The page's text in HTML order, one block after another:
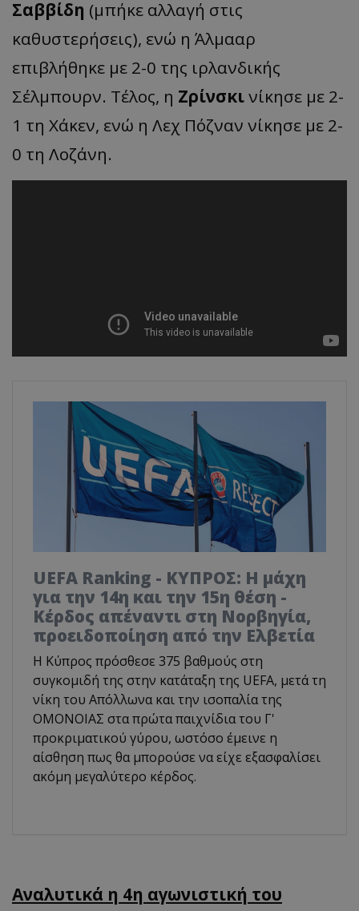
Σαββίδη (μπήκε αλλαγή στις
καθυστερήσεις), ενώ η Άλμααρ
επιβλήθηκε με 2-0 της ιρλανδικής
Σέλμπουρν. Τέλος, η Ζρίνσκινίκησε με 2-
1 τη Χάκεν, ενώ η Λεχ Πόζναν νίκησε με 2-
0 τη Λοζάνη.
UEFA Ranking - ΚΥΠΡΟΣ: Η μάχη
για την 14η και την 15η θέση -
Κέρδος απέναντι στη Νορβηγία,
προειδοποίηση από την Ελβετία
Η Κύπρος πρόσθεσε 375 βαθμούς στη
συγκομιδή της στην κατάταξη της UEFA, μετά τη
νίκη του Απόλλωνα και την ισοπαλία της
ΟΜΟΝΟΙΑΣ στα πρώτα παιχνίδια του Γ'
προκριματικού γύρου, ωστόσο έμεινε η
αίσθηση πως θα μπορούσε να είχε εξασφαλίσει
ακόμη μεγαλύτερο κέρδος.
Αναλυτικά η 4η αγωνιστική του